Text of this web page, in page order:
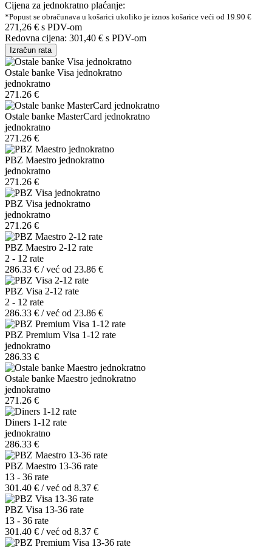
Cijena za jednokratno plaćanje:
*Popust se obračunava u košarici ukoliko je iznos košarice veći od 19.90 €
271,26 € s PDV-om
Redovna cijena: 301,40 € s PDV-om
Izračun rata
Ostale banke Visa jednokratno
jednokratno
271.26 €
Ostale banke MasterCard jednokratno
jednokratno
271.26 €
PBZ Maestro jednokratno
jednokratno
271.26 €
PBZ Visa jednokratno
jednokratno
271.26 €
PBZ Maestro 2-12 rate
2 - 12 rate
286.33 € / već od 23.86 €
PBZ Visa 2-12 rate
2 - 12 rate
286.33 € / već od 23.86 €
PBZ Premium Visa 1-12 rate
jednokratno
286.33 €
Ostale banke Maestro jednokratno
jednokratno
271.26 €
Diners 1-12 rate
jednokratno
286.33 €
PBZ Maestro 13-36 rate
13 - 36 rate
301.40 € / već od 8.37 €
PBZ Visa 13-36 rate
13 - 36 rate
301.40 € / već od 8.37 €